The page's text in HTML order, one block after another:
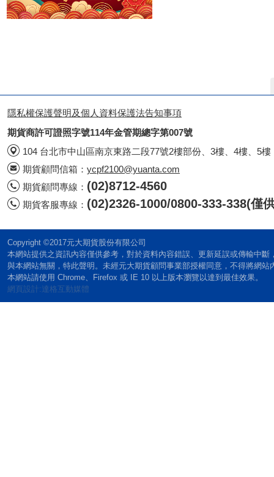
隱私權保護聲明及個人資料保護法告知事項
期貨商許可證照字號114年金管期總字第007號
104 台北市中山區南京東路二段77號2樓部份、3樓、4樓、5樓
期貨顧問信箱： ycpf2100@yuanta.com
期貨顧問專線： (02)8712-4560
期貨客服專線： (02)2326-1000/0800-333-338(僅
Copyright ©2017元大期貨股份有限公司
本網站提供之資訊內容僅供參考，對於資料內容錯誤、更新延誤或傳輸中
與本網站無關，特此聲明。未經元大期貨顧問事業部授權同意，不得將網站
本網站請使用 Chrome、Firefox 或 IE 10 以上版本瀏覽以達到最佳效果。
網頁設計:達格互動媒體